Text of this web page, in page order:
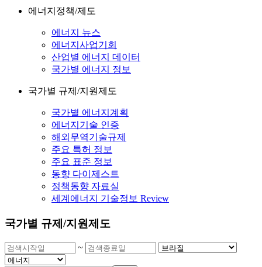
에너지정책/제도
에너지 뉴스
에너지사업기회
산업별 에너지 데이터
국가별 에너지 정보
국가별 규제/지원제도
국가별 에너지계획
에너지기술 인증
해외무역기술규제
주요 특허 정보
주요 표준 정보
동향 다이제스트
정책동향 자료실
세계에너지 기술정보 Review
국가별 규제/지원제도
~